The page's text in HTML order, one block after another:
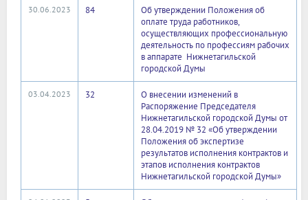
30.06.2023 84
Об утверждении Положения об
оплате труда работников,
осуществляющих профессиональную
деятельность по профессиям рабочих
в аппарате Нижнетагильской
городской Думы
03.04.2023 32
О внесении изменений в
Распоряжение Председателя
Нижнетагильской городской Думы от
28.04.2019 № 32 «Об утверждении
Положения об экспертизе
результатов исполнения контрактов и
этапов исполнения контрактов
Нижнетагильской городской Думы»